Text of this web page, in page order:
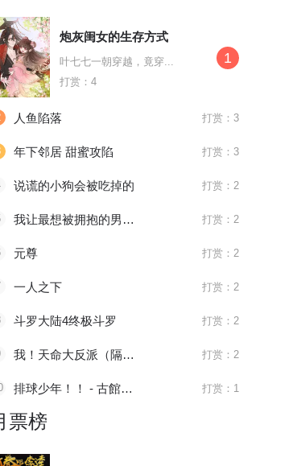
炮灰闺女的生存方式
叶七七一朝穿越，竟穿...
打赏：4
1
人鱼陷落 打赏：3
年下邻居 甜蜜攻陷 打赏：3
说谎的小狗会被吃掉的 打赏：2
我让最想被拥抱的男人给威胁了 打赏：2
元尊 打赏：2
一人之下 打赏：2
斗罗大陆4终极斗罗 打赏：2
我！天命大反派（隔周双更） 打赏：2
排球少年！！ - 古館春一 打赏：1
票榜